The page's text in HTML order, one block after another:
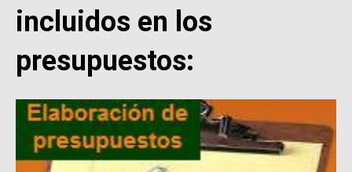
incluidos en los
presupuestos: